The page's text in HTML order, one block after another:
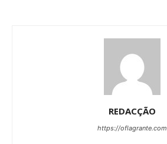
REDACÇÃO
https://oflagrante.com